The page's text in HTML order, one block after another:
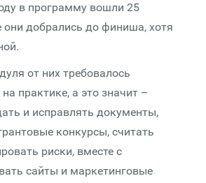
в программу вошли 25
они добрались до финиша, хотя
от них требовалось
практике, а это значит –
и исправлять документы,
конкурсы, считать
риски, вместе с
сайты и маркетинговые